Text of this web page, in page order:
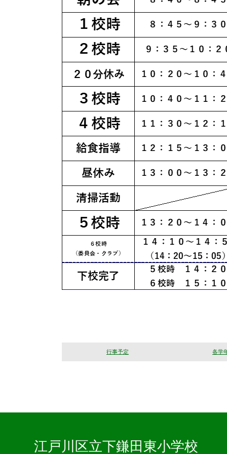
行事予定 各学
江戸川区立下鎌田東小学校